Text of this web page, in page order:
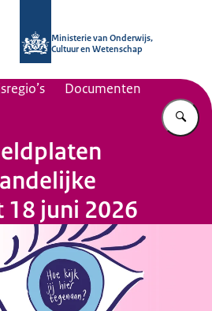
Ministerie van Onderwijs,
Cultuur en Wetenschap
Documenten
juni 2026